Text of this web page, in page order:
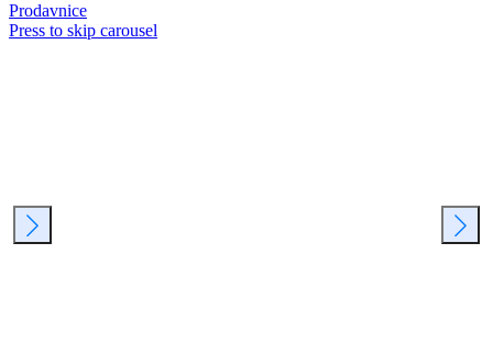
Prodavnice
Press to skip carousel